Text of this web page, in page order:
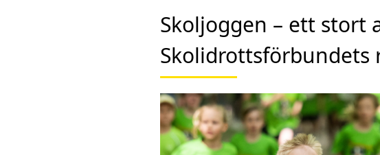
Skoljoggen – ett stort
Skolidrottsförbundets